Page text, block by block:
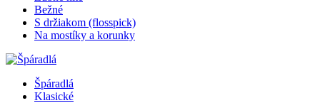
Bežné
S držiakom (flosspick)
Na mostíky a korunky
Špáradlá
Klasické